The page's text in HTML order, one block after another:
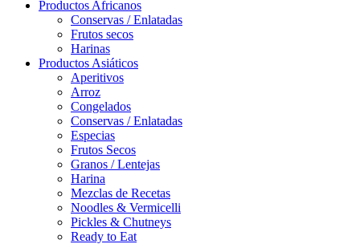
Productos Africanos
Conservas / Enlatadas
Frutos secos
Harinas
Productos Asiáticos
Aperitivos
Arroz
Congelados
Conservas / Enlatadas
Especias
Frutos Secos
Granos / Lentejas
Harina
Mezclas de Recetas
Noodles & Vermicelli
Pickles & Chutneys
Ready to Eat